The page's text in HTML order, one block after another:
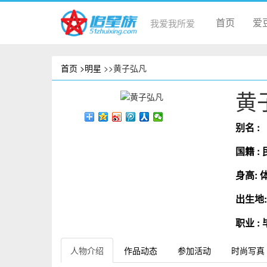
我爱我所爱 首页 爱
首页 >明星 >>黄子弘凡
黄
别名 :
国籍 :
身高:
出生地:
职业 :
人物介绍 作品动态 参加活动 时尚写真